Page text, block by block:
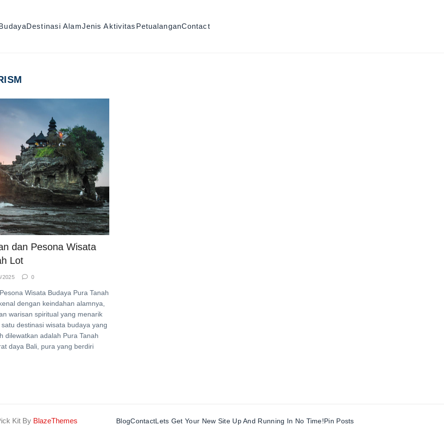
Destinasi AlamJenis Aktivitas PetualanganContact
dan Pesona Wisata
Lot
2025 0
Wisata Budaya Pura Tanah
dengan keindahan alamnya,
warisan spiritual yang menarik
destinasi wisata budaya yang
dilewatkan adalah Pura Tanah
daya Bali, pura yang berdiri
Kit By BlazeThemes BlogContactLets Get Your New Site Up And Running In No Time!Pin Posts